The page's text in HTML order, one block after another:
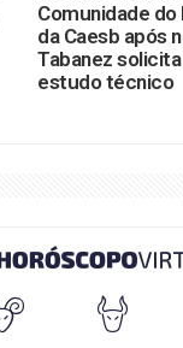
Comunidade do
da Caesb após
Tabanez
estudo técnico